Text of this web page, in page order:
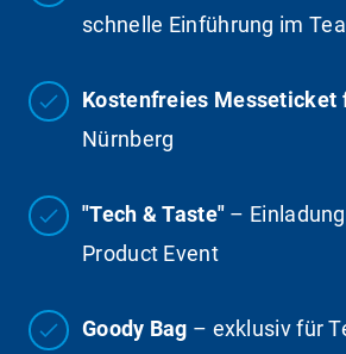
schnelle Einführung im
Kostenfreies Messeticket
Nürnberg
"Tech & Taste" –
Product Event
Goody Bag – exklusiv für